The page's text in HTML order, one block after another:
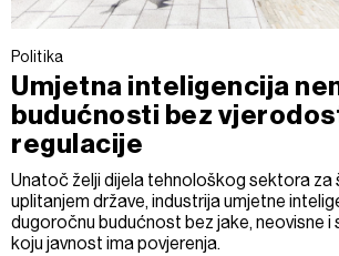
Politika
Umjetna inteligencija
budućnosti bez
regulacije
Unatoč želji dijela tehnološkog sektora za
uplitanjem države, industrija umjetne
dugoročnu budućnost bez jake, neovisne i
koju javnost ima povjerenja.